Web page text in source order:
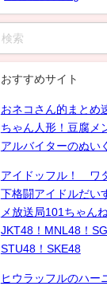
おすすめサイト
おネコさん的まと
ちゃん人形！豆腐メ
アルバイターのぬい
アイドッフル！ ワ
下格闘アイドルだ
メ放送局101ちゃん
JKT48！MNL48！
STU48！SKE48
ヒウラッフルのハー